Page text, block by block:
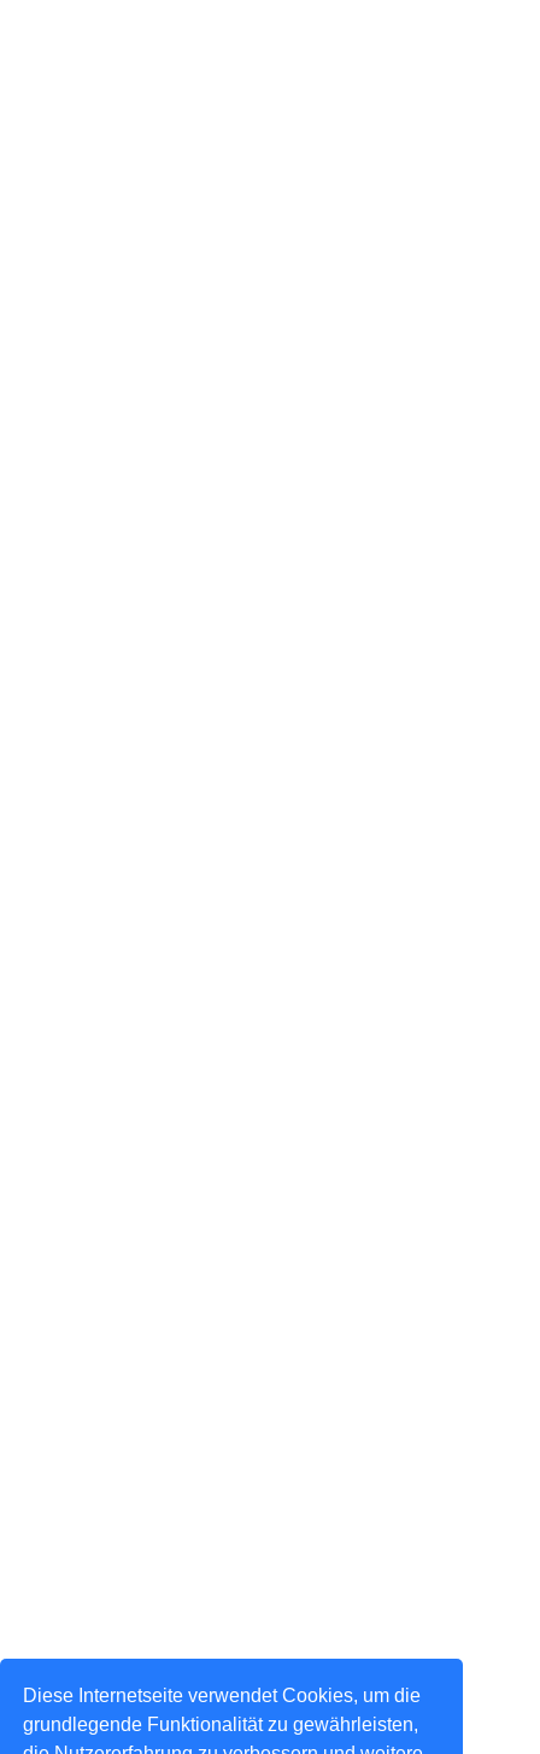
Diese Internetseite verwendet Cookies, um die
grundlegende Funktionalität zu gewährleisten,